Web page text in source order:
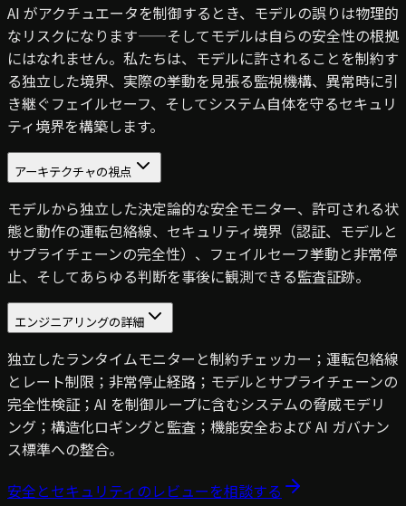
AI がアクチュエータを制御するとき、モデルの誤りは物理的
なリスクになります——そしてモデルは自らの安全性の根拠
にはなれません。私たちは、モデルに許されることを制約す
る独立した境界、実際の挙動を見張る監視機構、異常時に引
き継ぐフェイルセーフ、そしてシステム自体を守るセキュリ
ティ境界を構築します。
アーキテクチャの視点
モデルから独立した決定論的な安全モニター、許可される状
態と動作の運転包絡線、セキュリティ境界（認証、モデルと
サプライチェーンの完全性）、フェイルセーフ挙動と非常停
止、そしてあらゆる判断を事後に観測できる監査証跡。
エンジニアリングの詳細
独立したランタイムモニターと制約チェッカー；運転包絡線
とレート制限；非常停止経路；モデルとサプライチェーンの
完全性検証；AI を制御ループに含むシステムの脅威モデリ
ング；構造化ロギングと監査；機能安全および AI ガバナン
ス標準への整合。
安全とセキュリティのレビューを相談する